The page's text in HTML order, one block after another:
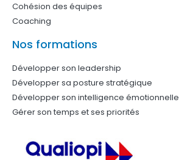
Cohésion des équipes
Coaching
Nos formations
Développer son leadership
Développer sa posture stratégique
Développer son intelligence émotionnelle
Gérer son temps et ses priorités